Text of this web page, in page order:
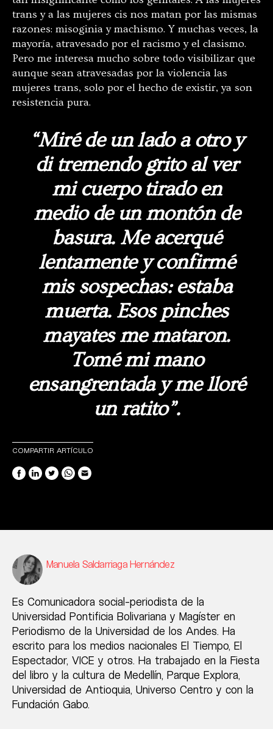
trans y a las mujeres cis nos matan por las mismas
razones: misoginia y machismo. Y muchas veces, la
mayoría, atravesado por el racismo y el clasismo.
Pero me interesa mucho sobre todo visibilizar que
aunque sean atravesadas por la violencia las
mujeres trans, solo por el hecho de existir, ya son
resistencia pura.
“Miré de un lado a otro y
di tremendo grito al ver
mi cuerpo tirado en
medio de un montón de
basura. Me acerqué
lentamente y confirmé
mis sospechas: estaba
muerta. Esos pinches
mayates me mataron.
Tomé mi mano
ensangrentada y me lloré
un ratito”.
COMPARTIR ARTÍCULO
Manuela Saldarriaga Hernández
Es Comunicadora social-periodista de la
Universidad Pontificia Bolivariana y Magíster en
Periodismo de la Universidad de los Andes. Ha
escrito para los medios nacionales El Tiempo, El
Espectador, VICE y otros. Ha trabajado en la Fiesta
del libro y la cultura de Medellín, Parque Explora,
Universidad de Antioquia, Universo Centro y con la
Fundación Gabo.